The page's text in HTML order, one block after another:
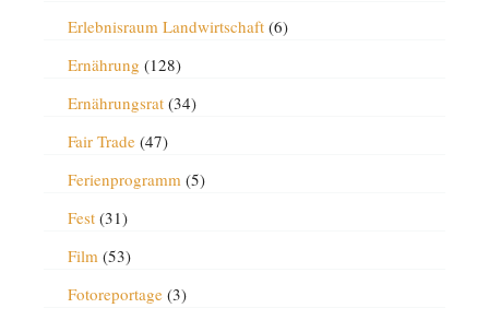
Erlebnisraum Landwirtschaft(6)
Ernährung (128)
Ernährungsrat(34)
Fair Trade(47)
Ferienprogramm(5)
Fest(31)
Film(53)
Fotoreportage(3)